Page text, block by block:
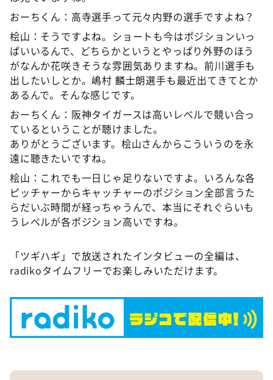
おーちくん：高寺選手って元々内野の選手ですよね？
桧山：そうですよね。ショートも今はポジションいっ
ぱいいるんで、どちらかというとやっぱり外野のほう
がなんか花咲きそうな雰囲気ありますね。前川選手も
出したいしとか。嶋村 麟士朗選手も最近出てきてとか
あるんで。そんな感じです。
おーちくん：阪神タイガースは高いレベルで競い合っ
ているということが聴けました。
ありがとうございます。桧山さんからこういうのを永
遠に聴きたいですね。
桧山：これでも一日じゃ足りないですよ。いろんな各
ピッチャーからキャッチャーのポジション全部言うた
らだいぶ時間が経っちゃうんで、本当にそれぐらいも
うレベルが各ポジション高いですね。
「ツギハギ」で放送されたインタビューの全編は、
radikoタイムフリーでお楽しみいただけます。